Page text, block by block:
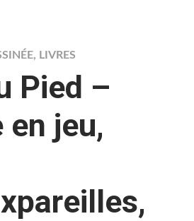
, LIVRES
Pied –
en jeu,